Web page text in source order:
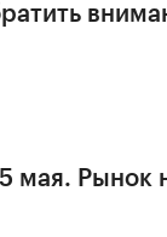
мая. Рынок